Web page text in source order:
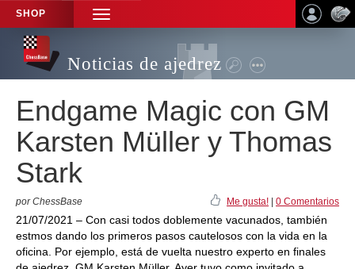
SHOP
TOGGLE
NAVIGATION
Noticias de ajedrez
Endgame Magic con GM
Karsten Müller y Thomas
Stark
por ChessBase Me gusta! 0 Comentarios
21/07/2021 – Con casi todos doblemente vacunados, también
estmos dando los primeros pasos cautelosos con la vida en la
oficina. Por ejemplo, está de vuelta nuestro experto en finales